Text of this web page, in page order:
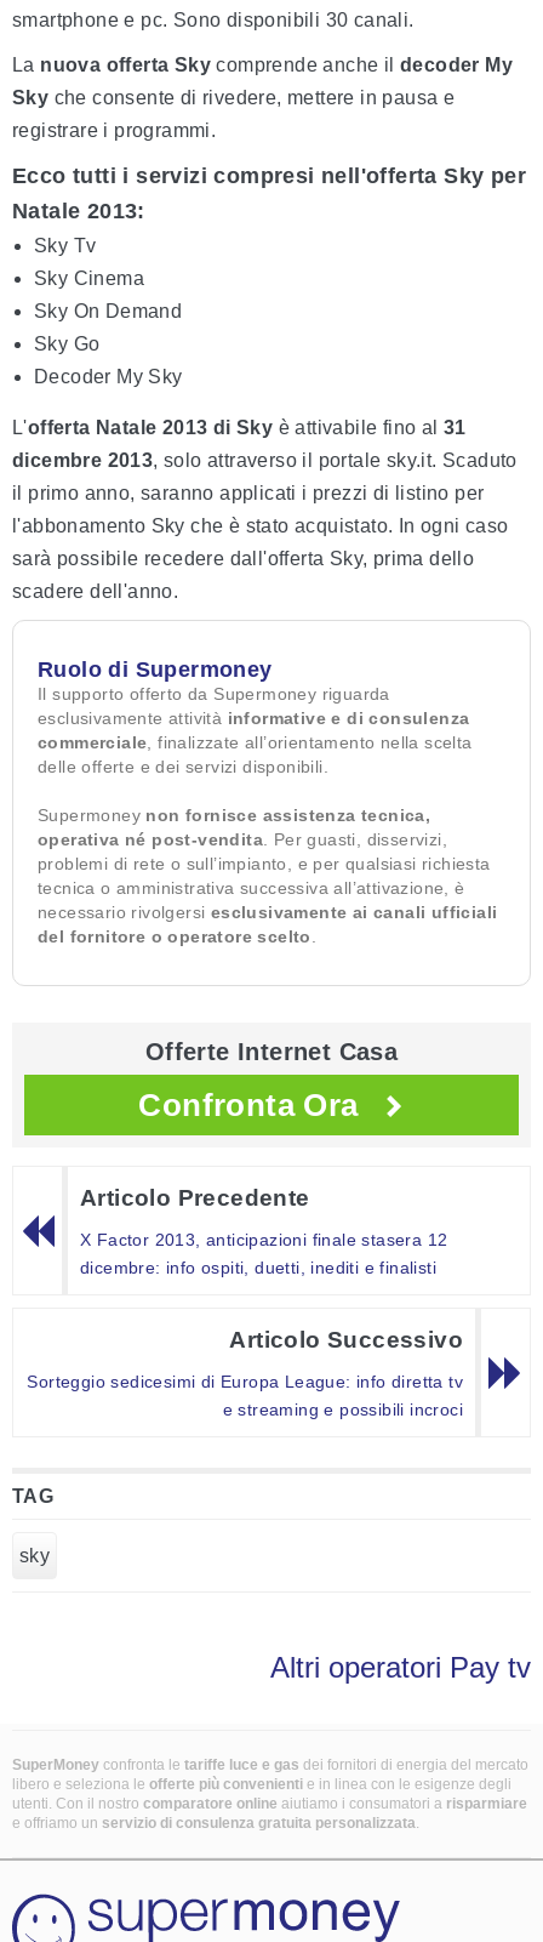
smartphone e pc. Sono disponibili 30 canali.
La nuova offerta Sky comprende anche ildecoder My
Sky che consente di rivedere, mettere in pausa e
registrare i programmi.
Ecco tutti i servizi compresi nell'offerta Sky per
Natale 2013:
Sky Tv
Sky Cinema
Sky On Demand
Sky Go
Decoder My Sky
L'offerta Natale 2013 di Sky è attivabile fino al31
dicembre 2013, solo attraverso il portale sky.it. Scaduto
il primo anno, saranno applicati i prezzi di listino per
l'abbonamento Sky che è stato acquistato. In ogni caso
sarà possibile recedere dall'offerta Sky, prima dello
scadere dell'anno.
Ruolo di Supermoney
Il supporto offerto da Supermoney riguarda
esclusivamente attività informative e di consulenza
commerciale , finalizzate all’orientamento nella scelta
delle offerte e dei servizi disponibili.
Supermoney non fornisce assistenza tecnica,
operativa né post-vendita . Per guasti, disservizi,
problemi di rete o sull’impianto, e per qualsiasi richiesta
tecnica o amministrativa successiva all’attivazione, è
necessario rivolgersi esclusivamente ai canali ufficiali
del fornitore o operatore scelto
Offerte Internet Casa
Confronta Ora
Articolo Precedente
X Factor 2013, anticipazioni finale stasera 12
dicembre: info ospiti, duetti, inediti e finalisti
Articolo Successivo
Sorteggio sedicesimi di Europa League: info diretta tv
e streaming e possibili incroci
TAG
sky
Altri operatori Pay tv
SuperMoney confronta le tariffe luce e gas dei fornitori di energia del mercato
libero e seleziona le offerte più convenienti e in linea con le esigenze degli
utenti. Con il nostro comparatore online aiutiamo i consumatori a risparmiare
e offriamo un servizio di consulenza gratuita personalizzata.